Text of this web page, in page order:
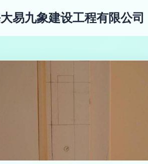
易九象建设工程有限公司